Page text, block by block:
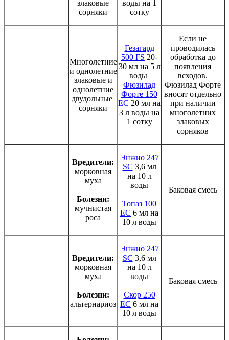
злаковые
сорняки
воды на 1
сотку
Многолетние
и однолетние
злаковые и
однолетние
двудольные
сорняки
Гезагард
500 FS 20-
30 мл на 5 л
воды
Фюзилад
Форте 150
ЕС 20 мл на
3 л воды на
1 сотку
Если не
проводилась
обработка до
появления
всходов.
Фюзилад Форте
вносят отдельно
при наличии
многолетних
злаковых
сорняков
Вредители:
морковная
муха
Болезни:
мучнистая
роса
Энжио 247
SC 3,6 мл
на 10 л
воды
Топаз 100
ЕС 6 мл на
10 л воды
Баковая смесь
Вредители:
морковная
муха
Болезни:
альтернариоз
Энжио 247
SC 3,6 мл
на 10 л
воды
Скор 250
ЕС 6 мл на
10 л воды
Баковая смесь